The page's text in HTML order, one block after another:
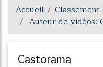
Accueil
Auteur de vidéos:
Castorama